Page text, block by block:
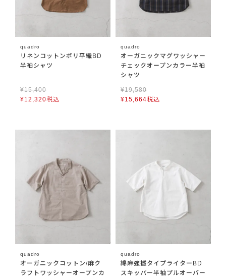
quadro
リネンコットンポリ平織BD
半袖シャツ
¥15,400
¥12,320税込
quadro
オーガニックマグワッシャー
チェックオープンカラー半袖
シャツ
¥19,580
¥15,664税込
quadro
オーガニックコットン/麻ク
ラフトワッシャーオープンカ
quadro
綿麻強撚タイプライターBD
スキッパー半袖プルオーバー